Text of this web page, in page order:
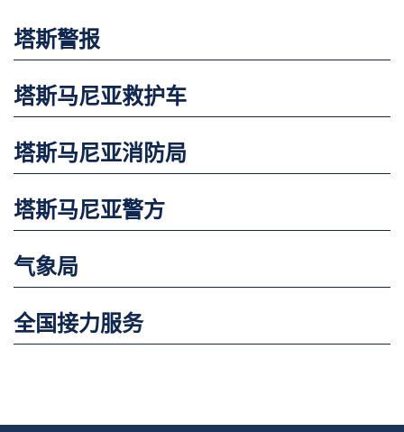
塔斯警报
塔斯马尼亚救护车
塔斯马尼亚消防局
塔斯马尼亚警方
气象局
全国接力服务